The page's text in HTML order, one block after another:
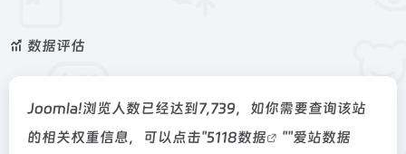
数据评估
Joomla!浏览人数已经达到7,739，如你需要查询该站
的相关权重信息，可以点击"5118数据 ""爱站数据